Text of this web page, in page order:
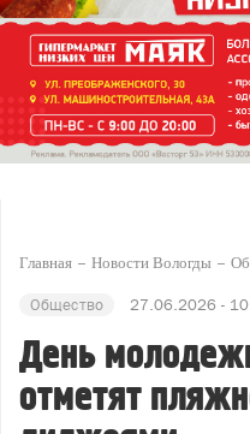
Главная Новости Вологды
Общество 27.06.2026 -
День
отметят